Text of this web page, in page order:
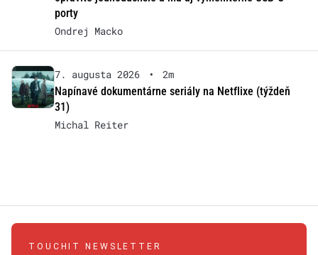
porty
Ondrej Macko
7. augusta 2026 •
2m
Napínavé dokumentárne seriály na Netflixe (týždeň
31)
Michal Reiter
TOUCHIT NEWSLETTER